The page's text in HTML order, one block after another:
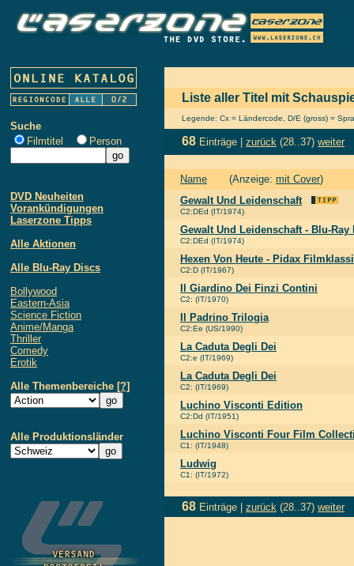
Suche
Filmtitel
Person
DVD Neuheiten
Vorankündigungen
Laserzone Tipps
Alle Aktionen
Alle Blu-Ray Discs
Bollywood
Eastern-Asia
Science Fiction
Anime/Manga
Thriller
Comedy
Erotik
Alle Themenbereiche [?]
Alle Produktionsländer
Liste aller Titel mit
Legende: Cx = Ländercode, D/E (gross) =
68 Einträge | zurück (28..37) weiter
Name (Anzeige: mit Cover)
Gewalt Und Leidenschaft
C2:DEd (IT/1974)
Gewalt Und Leidenschaft - Blu-Ray
C2:DEd (IT/1974)
Hexen Von Heute - Pidax
C2:D (IT/1967)
Il Giardino Dei Finzi Contini
C2: (IT/1970)
Il Padrino Trilogia
C2:Ee (US/1990)
La Caduta Degli Dei
C2:e (IT/1969)
La Caduta Degli Dei
C2: (IT/1969)
Luchino Visconti Edition
C2:Dd (IT/1951)
Luchino Visconti Four Film
C1: (IT/1948)
Ludwig
C1: (IT/1972)
68 Einträge | zurück (28..37) weiter